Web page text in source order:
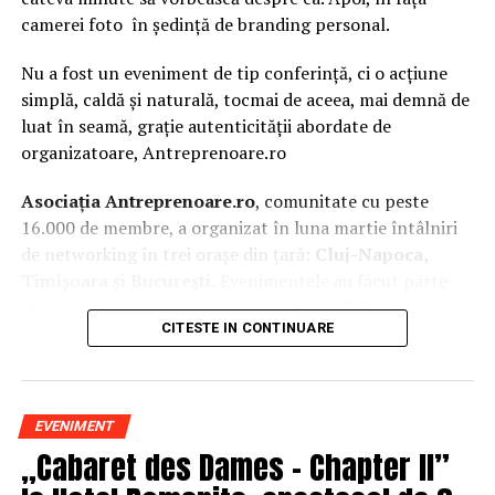
camerei foto în ședință de branding personal.
Nu a fost un eveniment de tip conferință, ci o acțiune
simplă, caldă și naturală, tocmai de aceea, mai demnă de
luat în seamă, grație autenticității abordate de
organizatoare, Antreprenoare.ro
Asociația Antreprenoare.ro, comunitate cu peste
16.000 de membre, a organizat în luna martie întâlniri
de networking în trei orașe din țară:
Cluj-Napoca,
campania națională„Aleg să fiu vizibilă„, o
inițiativă care combină sesiuni de fotografie de brand
prezentă, cu numele tău și cu afacerea ta, în spațiul
public.
La Cluj-Napoca, sesiunile foto au fost susținute de doi
fotografi profesioniști:Valentina Mihalache
CITESTE IN CONTINUARE
EVENIMENT
„Cabaret des Dames – Chapter II”